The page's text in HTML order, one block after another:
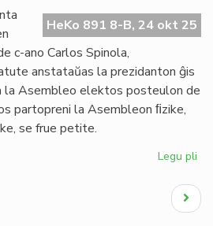
HeKo 891 8-B, 24 okt 25
c-ano Carlos Spinola,
anstataŭas la prezidanton ĝis
la Asembleo elektos posteulon de
partopreni la Asembleon ﬁzike,
se frue petite.
Legu pli
en
Next
page